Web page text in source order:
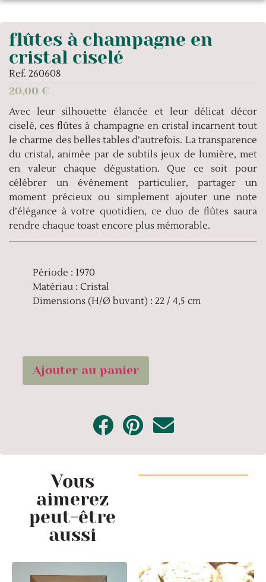
flûtes à champagne en
cristal ciselé
Ref. 260608
20,00 €
Avec leur silhouette élancée et leur délicat décor
ciselé, ces flûtes à champagne en cristal incarnent tout
le charme des belles tables d’autrefois. La transparence
du cristal, animée par de subtils jeux de lumière, met
en valeur chaque dégustation. Que ce soit pour
célébrer un événement particulier, partager un
moment précieux ou simplement ajouter une note
d’élégance à votre quotidien, ce duo de flûtes saura
rendre chaque toast encore plus mémorable.
Période : 1970
Matériau : Cristal
Dimensions (H/Ø buvant) : 22 / 4,5 cm
Ajouter au panier
Vous
aimerez
peut-être
aussi